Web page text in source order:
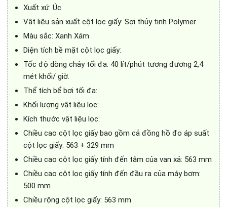
Xuất xứ: Úc
Vật liệu sản xuất cột lọc giấy: Sợi thủy tinh Polymer
Màu sắc: Xanh Xám
Diện tích bề mặt cột lọc giấy:
Tốc độ dòng chảy tối đa: 40 lít/phút tương đương 2,4
mét khối/ giờ.
Thể tích bể bơi tối đa:
Khối lượng vật liệu lọc:
Kích thước vật liệu lọc:
Chiều cao cột lọc giấy bao gồm cả đồng hồ đo áp suất
cột lọc giấy: 563 + 329 mm
Chiều cao cột lọc giấy tính đến tâm của van xả: 563 mm
Chiều cao cột lọc giấy tính đến đầu ra của máy bơm:
500 mm
Chiều rộng cột lọc giấy: 563 mm